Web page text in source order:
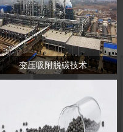
变压吸附脱碳技术